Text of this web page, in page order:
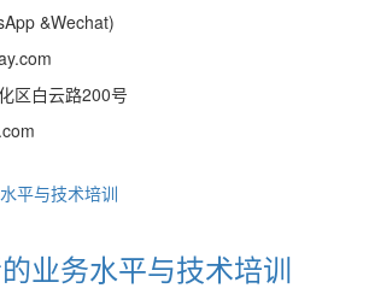
&Wechat)
区白云路200号
业务水平与技术培训